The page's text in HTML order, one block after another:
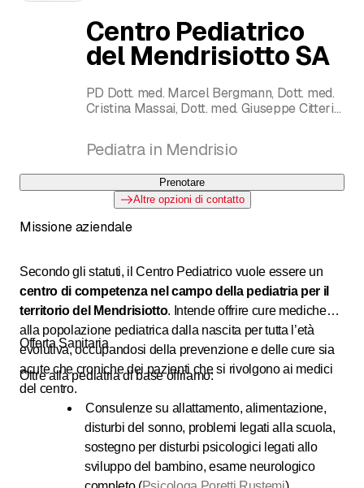
Centro Pediatrico
del Mendrisiotto SA
PD Dott. med. Marcel Bergmann, Dott. med.
Cristina Massai, Dott. med. Giuseppe Citterio,
Pediatra in Mendrisio
Prenotare
Altre opzioni di contatto
Missione aziendale
Secondo gli statuti, il Centro Pediatrico vuole essere un
centro di competenza nel campo della pediatria per il
territorio del Mendrisiotto. Intende offrire cure mediche
alla popolazione pediatrica dalla nascita per tutta l’età
evolutiva, occupandosi della prevenzione e delle cure sia
acute che croniche dei pazienti che si rivolgono ai medici
del centro.
Offerta Sanitaria
Oltre alla pediatria di base offriamo:
Consulenze su allattamento, alimentazione,
disturbi del sonno, problemi legati alla scuola,
sostegno per disturbi psicologici legati allo
sviluppo del bambino, esame neurologico